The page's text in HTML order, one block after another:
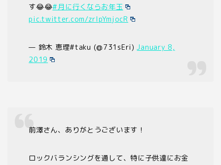
す😂😂#月に行くならお年玉
pic.twitter.com/zrIpYmjocR
— 鈴木 恵理#taku (@731sEri)January 8,
2019
前澤さん、ありがとうございます！
ロックバランシングを通して、特に子供達にお金